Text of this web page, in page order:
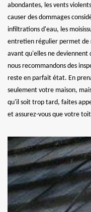
abondantes, les vents
causer des dommages
infiltrations d'eau, les
entretien régulier permet de
avant qu'elles ne deviennent
nous recommandons des
reste en parfait état. En
seulement votre maison,
qu'il soit trop tard, faites
et assurez-vous que votre